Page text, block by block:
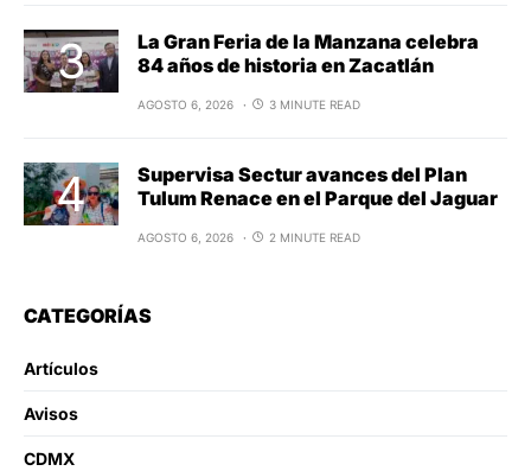
La Gran Feria de la Manzana celebra
84 años de historia en Zacatlán
AGOSTO 6, 2026 3 MINUTE READ
Supervisa Sectur avances del Plan
Tulum Renace en el Parque del Jaguar
AGOSTO 6, 2026 2 MINUTE READ
CATEGORÍAS
Artículos
Avisos
CDMX